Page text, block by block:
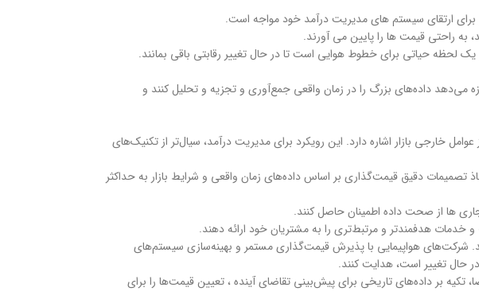
برای ارتقای سیستم های مدیریت درآمد خود مواجه است.
راحتی قیمت ها را پایین می آورند.
لحظه حیاتی برای خطوط هوایی است تا در حال تغییر رقابتی باقی بمانند.
داده‌های بزرگ را در زمان واقعی جمع‌آوری و تجزیه و تحلیل کنند و
خارجی بازار اشاره دارد. این رویکرد برای مدیریت درآمد، سیال‌تر از تکنیک‌های
دقیق قیمت‌گذاری بر اساس داده‌های زمان واقعی و شرایط بازار به حداکثر
ها از صحت داده اطمینان حاصل کنند.
هدفمندتر و مرتبط‌تری را به مشتریان خود ارائه دهند.
شرکت‌های هواپیمایی با پذیرش قیمت‌گذاری مستمر و بهینه‌سازی سیستم‌های
حال تغییر است، هدایت کنند.
بر داده‌های تاریخی برای پیش‌بینی تقاضای آینده ، تعیین قیمت‌ها را برای